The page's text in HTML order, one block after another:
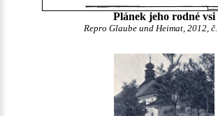
Plánek jeho rodné vsi
Repro Glaube und Heimat, 2012, č.